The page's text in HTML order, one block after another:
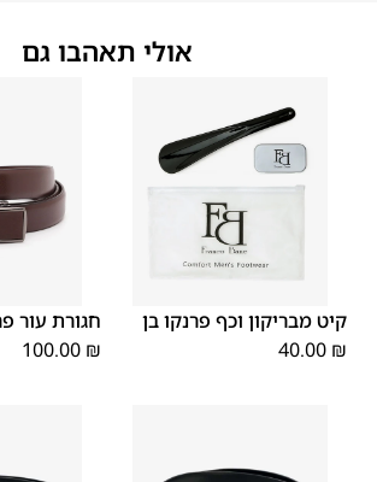
אולי תאהבו גם
קיט מבריקון וכף פרנקו בן
40.00 ₪
חגורת עור פרנקו
100.00 ₪